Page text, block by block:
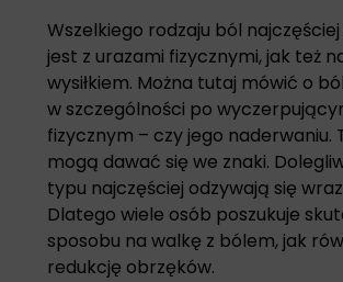
Wszelkiego rodzaju ból
jest z urazami fizycznymi, jak też
wysiłkiem. Można tutaj mówić o
w szczególności po
fizycznym – czy jego naderwaniu.
mogą dawać się we znaki.
typu najczęściej odzywają się
Dlatego wiele osób poszukuje
sposobu na walkę z bólem, jak
redukcję obrzęków.